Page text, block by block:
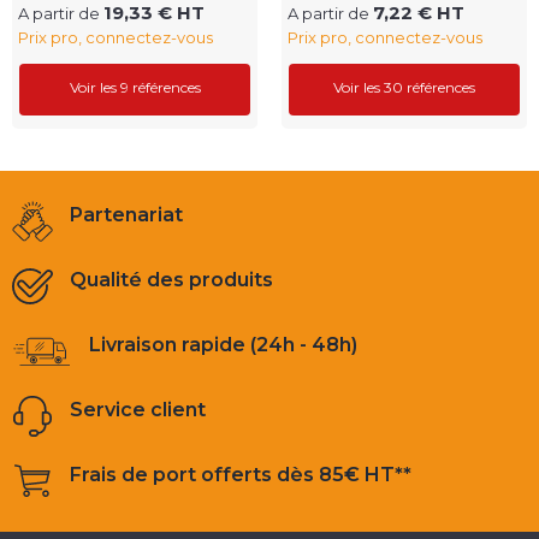
A partir de 19,33 € HT
Prix pro, connectez-vous
Voir les 9 références
A partir de 7,22 € HT
Prix pro, connectez-vous
Voir les 30 références
Partenariat
Qualité des produits
Livraison rapide (24h - 48h)
Service client
Frais de port offerts dès 85€ HT**